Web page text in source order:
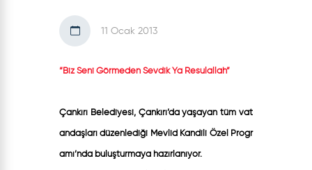
11 Ocak 2013
“Biz Seni Görmeden Sevdik Ya Resulallah”
Çankırı Belediyesi, Çankırı’da yaşayan tüm vat
andaşları düzenlediği Mevlid Kandili Özel Progr
amı’nda buluşturmaya hazırlanıyor.